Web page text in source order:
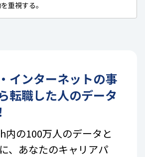
重視する。
インターネットの事
転職した人のデータ
内の100万人のデータと
、あなたのキャリアパ